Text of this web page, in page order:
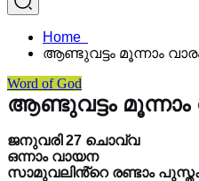
Home
ആണ്ടുവട്ടം മൂന്നാം
Word of God
ആണ്ടുവട്ടം
ജനുവരി 27 ചൊവ്വ
ഒന്നാം വായന
സാമുവലിൻ്റെ രണ്ടാം